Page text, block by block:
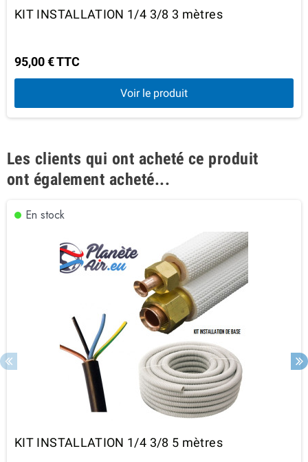
KIT INSTALLATION 1/4 3/8 3 mètres
95,00 € TTC
Voir le produit
Les clients qui ont acheté ce produit
ont également acheté...
En stock
KIT INSTALLATION 1/4 3/8 5 mètres